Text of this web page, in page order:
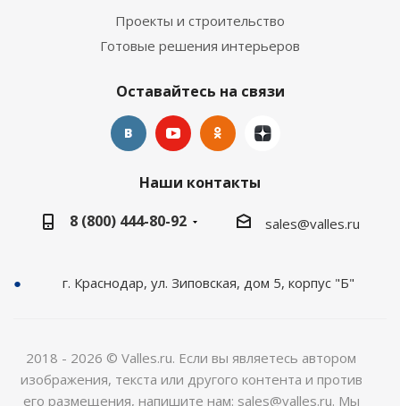
Проекты и строительство
Готовые решения интерьеров
Оставайтесь на связи
Наши контакты
8 (800) 444-80-92
sales@valles.ru
г. Краснодар, ул. Зиповская, дом 5, корпус "Б"
2018 - 2026 © Valles.ru. Если вы являетесь автором
изображения, текста или другого контента и против
его размещения, напишите нам: sales@valles.ru. Мы